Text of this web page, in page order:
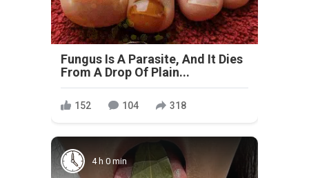
Fungus Is A Parasite, And It Dies
From A Drop Of Plain...
152 104 318
4 h 0 min